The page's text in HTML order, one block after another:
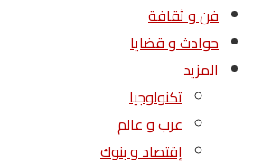
فن و ثقافة
حوادث و قضايا
المزيد
تكنولوجيا
عرب و عالم
إقتصاد و بنوك